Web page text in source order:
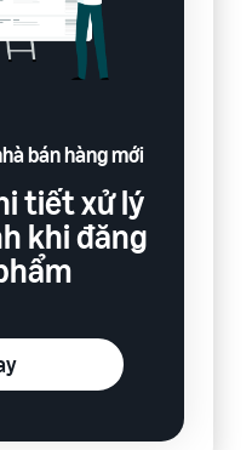
bán hàng mới
tiết xử lý
khi đăng